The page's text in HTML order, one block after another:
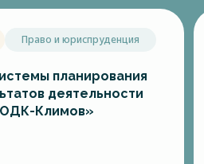
Право и юриспруденция
планирования
деятельности
Климов»